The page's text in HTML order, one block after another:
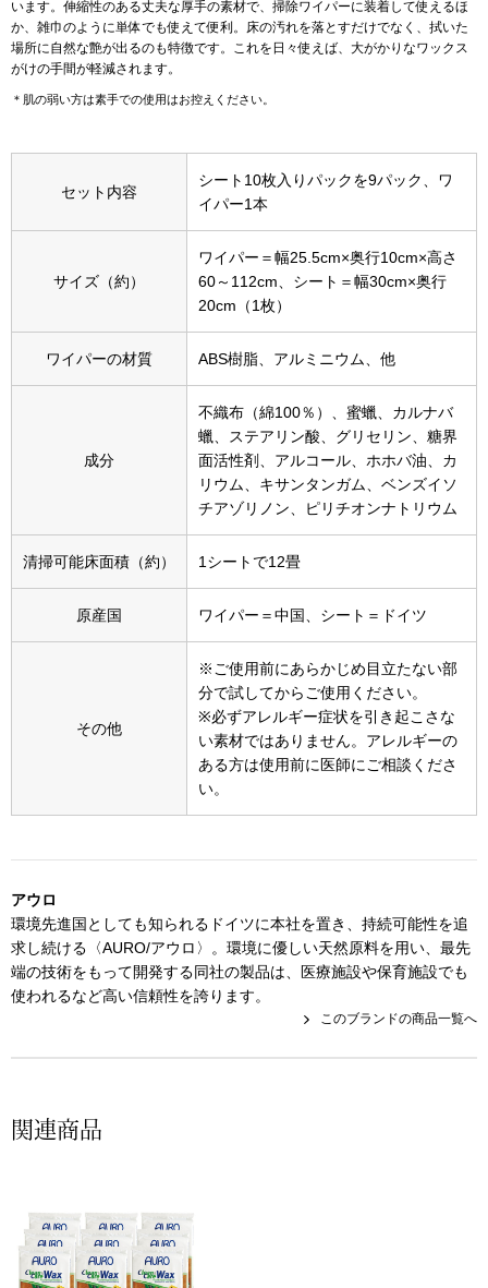
ダーウェア
アクセサリー
Miss Kyouko／ミスキョウコ
ランド
ビー
ク
リュック･バッ
スーツケース
その他
レースアップ
スニーカー
サンダル
その他
財布／小物
財布／コイン
ポーチ
います。伸縮性のある丈夫な厚手の素材で、掃除ワイパーに装着して使えるほ
か、雑巾のように単体でも使えて便利。床の汚れを落とすだけでなく、拭いた
場所に自然な艶が出るのも特徴です。これを日々使えば、大がかりなワックス
がけの手間が軽減されます。
＊肌の弱い方は素手での使用はお控えください。
セット内容
シート10枚入りパックを9パック、ワ
イパー1本
サイズ（約）
ワイパー＝幅25.5cm×奥行10cm×高さ
60～112cm、シート＝幅30cm×奥行
20cm（1枚）
ワイパーの材質 ABS樹脂、アルミニウム、他
成分
不織布（綿100％）、蜜蠟、カルナバ
蠟、ステアリン酸、グリセリン、糖界
面活性剤、アルコール、ホホバ油、カ
リウム、キサンタンガム、ベンズイソ
チアゾリノン、ピリチオンナトリウム
清掃可能床面積（約） 1シートで12畳
原産国 ワイパー＝中国、シート＝ドイツ
その他
※ご使用前にあらかじめ目立たない部
分で試してからご使用ください。
※必ずアレルギー症状を引き起こさな
い素材ではありません。アレルギーの
ある方は使用前に医師にご相談くださ
い。
アウロ
環境先進国としても知られるドイツに本社を置き、持続可能性を追
求し続ける〈AURO/アウロ〉。環境に優しい天然原料を用い、最先
端の技術をもって開発する同社の製品は、医療施設や保育施設でも
使われるなど高い信頼性を誇ります。
このブランドの商品一覧へ
関連商品